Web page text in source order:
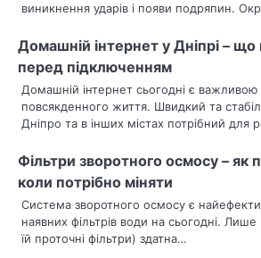
ц
і
я
з
п
и
с
виникнення ударів і появи подряпин.
Домашній інтернет у Дніпрі – що
перед підключенням
Домашній інтернет сьогодні є
повсякденного життя. Швидкий та
Дніпро та в інших містах потрібний для
Фільтри зворотного осмосу – як
коли потрібно міняти
Система зворотного осмосу є
наявних фільтрів води на сьогодні.
їй проточні фільтри) здатна…